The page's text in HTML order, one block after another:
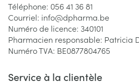
Téléphone: 056 41 36 81
Courriel: info@dpharma.be
Numéro de licence: 340101
Pharmacien responsable: Patricia
Numéro TVA: BE0877804765
Service à la clientèle